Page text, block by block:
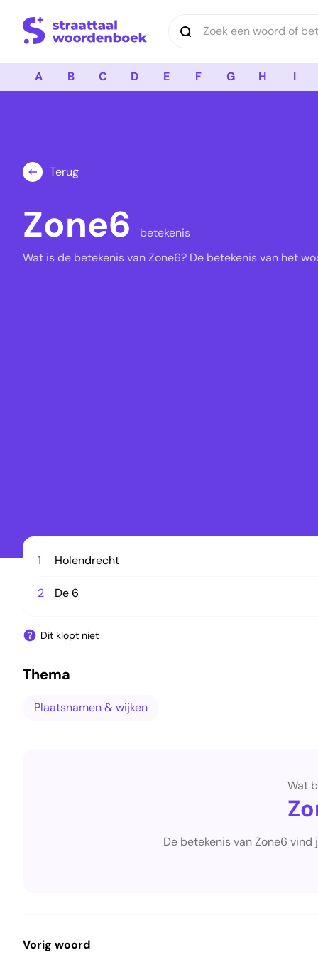
Logo Straattaal Woordenboek
A B C D E F G H I
Terug
Zone6
betekenis
Wat is de betekenis van Zone6? De betekenis van het
1 Holendrecht
2 De 6
Dit klopt niet
Thema
Plaatsnamen & wijken
Wat
De betekenis van Zone6
Vorig woord